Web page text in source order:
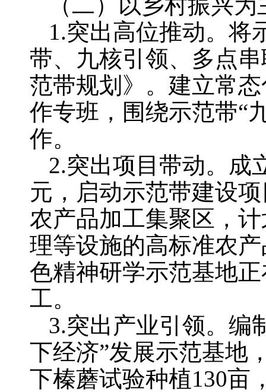
1.突出高位推动。将
带、九核引领、多点
范带规划》。建立常
作专班，围绕示范带“
作。
2.突出项目带动。成
元，启动示范带建设
农产品加工集聚区，
理等设施的高标准农
色精神研学示范基地
工。
3.突出产业引领。编
下经济”发展示范基地
下榛蘑试验种植130亩